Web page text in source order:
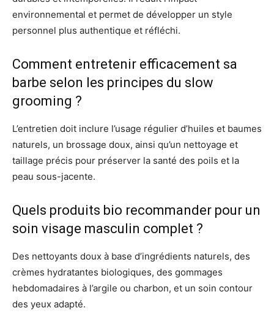
environnemental et permet de développer un style
personnel plus authentique et réfléchi.
Comment entretenir efficacement sa
barbe selon les principes du slow
grooming ?
L’entretien doit inclure l’usage régulier d’huiles et baumes
naturels, un brossage doux, ainsi qu’un nettoyage et
taillage précis pour préserver la santé des poils et la
peau sous-jacente.
Quels produits bio recommander pour un
soin visage masculin complet ?
Des nettoyants doux à base d’ingrédients naturels, des
crèmes hydratantes biologiques, des gommages
hebdomadaires à l’argile ou charbon, et un soin contour
des yeux adapté.